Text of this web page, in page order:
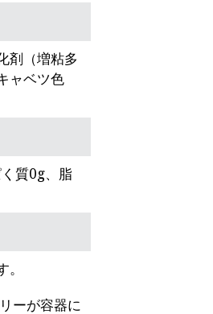
剤（増粘多
ャベツ色
質0g、脂
ーが容器に